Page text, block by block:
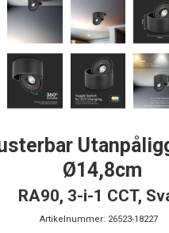
Ø14,8cm
RA90, 3-i-1 CCT,
Artikelnummer: 26523-18227